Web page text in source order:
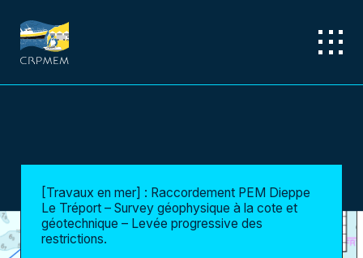
[Travaux en mer] : Raccordement PEM Dieppe
Le Tréport – Survey géophysique à la cote et
géotechnique – Levée progressive des
restrictions.